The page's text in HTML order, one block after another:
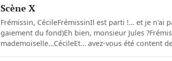
Scène X
Frémissin, CécileFrémissinIl est parti !… et je
gaiement du fond)Eh bien, monsieur Jules
mademoiselle…CécileEt… avez-vous été content